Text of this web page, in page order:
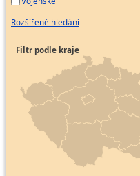
Rozšířené hledání
Filtr podle kraje